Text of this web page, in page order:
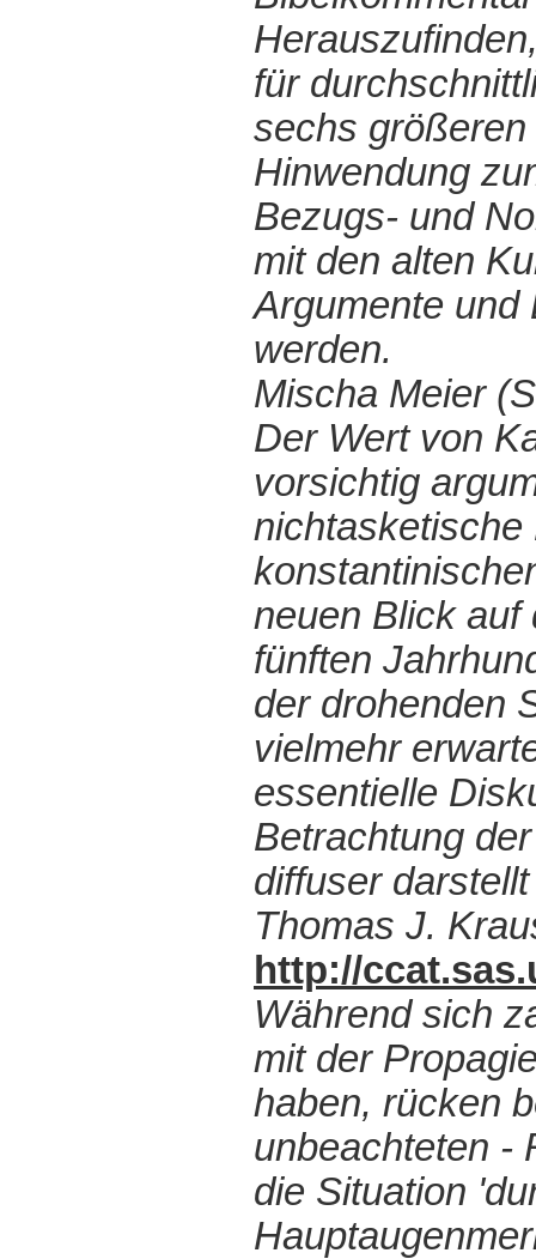
für
sechs
Hinwendung
Bezugs- und
mit den alten
Argumente und
werden.
Mischa Meier
Der Wert von
vorsichtig
nichtasketische
neuen Blick auf
fünften
der drohenden
vielmehr
essentielle
Betrachtung
diffuser
Thomas J.
http://
Während sich
mit der
haben, rücken
unbeachteten -
die Situation